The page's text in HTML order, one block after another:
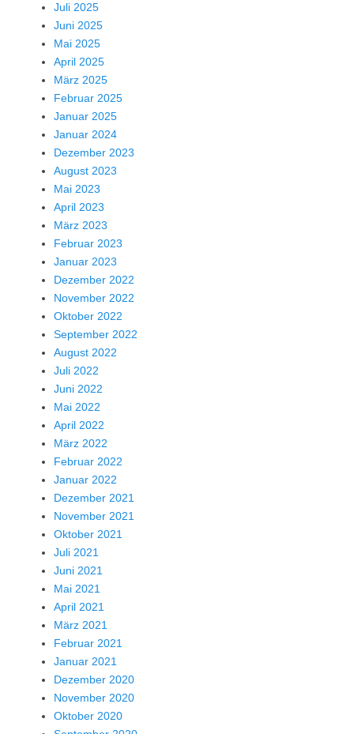
Juli 2025
Juni 2025
Mai 2025
April 2025
März 2025
Februar 2025
Januar 2025
Januar 2024
Dezember 2023
August 2023
Mai 2023
April 2023
März 2023
Februar 2023
Januar 2023
Dezember 2022
November 2022
Oktober 2022
September 2022
August 2022
Juli 2022
Juni 2022
Mai 2022
April 2022
März 2022
Februar 2022
Januar 2022
Dezember 2021
November 2021
Oktober 2021
Juli 2021
Juni 2021
Mai 2021
April 2021
März 2021
Februar 2021
Januar 2021
Dezember 2020
November 2020
Oktober 2020